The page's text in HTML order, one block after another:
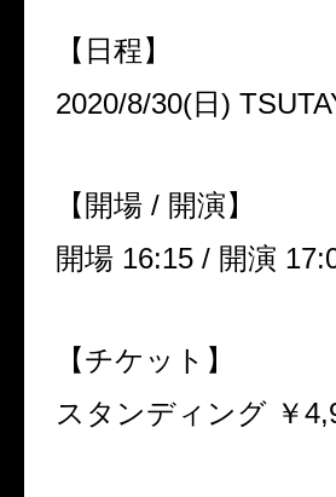
【日程】
2020/8/30(日 )
【開場 / 開演】
開場 16:15 / 開演
【チケット】
スタンディング ￥